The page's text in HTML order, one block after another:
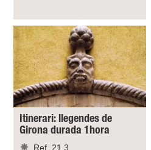
Itinerari: llegendes de
Girona durada 1hora
Ref. 21.3